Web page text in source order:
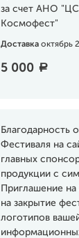
за счет АНО
Космофест"
Доставка октябрь
5 000 a
Благодарность
Фестиваля на
главных
продукции с
Приглашение
на закрытие
логотипов